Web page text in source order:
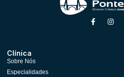
Clínica
Sobre Nós
Especialidades